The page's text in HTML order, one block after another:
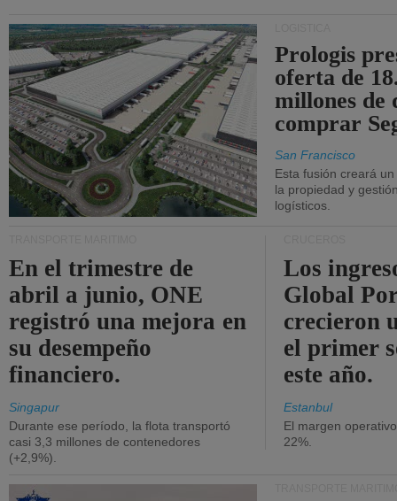
Prologis
oferta de
millones de
comprar
San Francisco
Esta fusión creará
la propiedad y
logísticos.
En el trimestre de
abril a junio, ONE
registró una mejora en
su desempeño
financiero.
Singapur
Durante ese período, la flota transportó
casi 3,3 millones de contenedores
(+2,9%).
Los
Global
crecieron
el primer
este año.
Estanbul
El margen
22%.